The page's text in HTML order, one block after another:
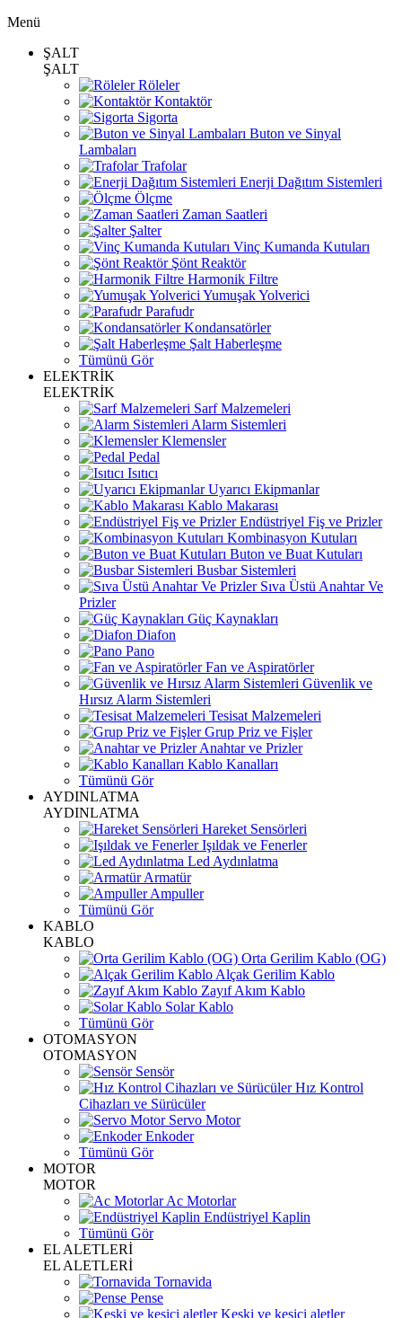
Menü
ŞALT
ŞALT
Röleler
Kontaktör
Sigorta
Buton ve Sinyal
Lambaları
Trafolar
Enerji Dağıtım Sistemleri
Ölçme
Zaman Saatleri
Şalter
Vinç Kumanda Kutuları
Şönt Reaktör
Harmonik Filtre
Yumuşak Yolverici
Parafudr
Kondansatörler
Şalt Haberleşme
Tümünü Gör
ELEKTRİK
ELEKTRİK
Sarf Malzemeleri
Alarm Sistemleri
Klemensler
Pedal
Isıtıcı
Uyarıcı Ekipmanlar
Kablo Makarası
Endüstriyel Fiş ve Prizler
Kombinasyon Kutuları
Buton ve Buat Kutuları
Busbar Sistemleri
Sıva Üstü Anahtar Ve
Prizler
Güç Kaynakları
Diafon
Pano
Fan ve Aspiratörler
Güvenlik ve
Hırsız Alarm Sistemleri
Tesisat Malzemeleri
Grup Priz ve Fişler
Anahtar ve Prizler
Kablo Kanalları
Tümünü Gör
AYDINLATMA
AYDINLATMA
Hareket Sensörleri
Işıldak ve Fenerler
Led Aydınlatma
Armatür
Ampuller
Tümünü Gör
KABLO
KABLO
Orta Gerilim Kablo (OG)
Alçak Gerilim Kablo
Zayıf Akım Kablo
Solar Kablo
Tümünü Gör
OTOMASYON
OTOMASYON
Sensör
Hız Kontrol
Cihazları ve Sürücüler
Servo Motor
Enkoder
Tümünü Gör
MOTOR
MOTOR
Ac Motorlar
Endüstriyel Kaplin
Tümünü Gör
EL ALETLERİ
EL ALETLERİ
Tornavida
Pense
Keski ve kesici aletler